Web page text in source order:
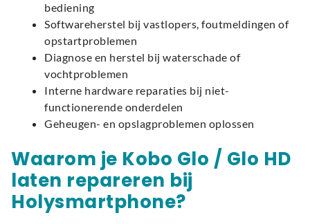
bediening
Softwareherstel bij vastlopers, foutmeldingen of
opstartproblemen
Diagnose en herstel bij waterschade of
vochtproblemen
Interne hardware reparaties bij niet-
functionerende onderdelen
Geheugen- en opslagproblemen oplossen
Waarom je Kobo Glo / Glo HD
laten repareren bij
Holysmartphone?